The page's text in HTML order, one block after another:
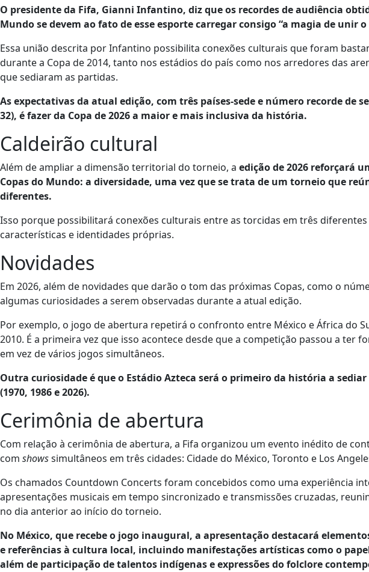
O presidente da Fifa, Gianni Infantino, diz que os recordes de audiência
Mundo se devem ao fato de esse esporte carregar consigo “a magia de unir
Essa união descrita por Infantino possibilita conexões culturais que foram
durante a Copa de 2014, tanto nos estádios do país como nos arredores das
que sediaram as partidas.
As expectativas da atual edição, com três países-sede e número recorde de
32), é fazer da Copa de 2026 a maior e mais inclusiva da história.
Caldeirão cultural
Além de ampliar a dimensão territorial do torneio, a edição de 2026 reforçará
Copas do Mundo: a diversidade, uma vez que se trata de um torneio que
diferentes.
Isso porque possibilitará conexões culturais entre as torcidas em três diferentes
características e identidades próprias.
Novidades
Em 2026, além de novidades que darão o tom das próximas Copas, como o
algumas curiosidades a serem observadas durante a atual edição.
Por exemplo, o jogo de abertura repetirá o confronto entre México e África do
2010. É a primeira vez que isso acontece desde que a competição passou a ter
em vez de vários jogos simultâneos.
Outra curiosidade é que o Estádio Azteca será o primeiro da história a
(1970, 1986 e 2026).
Cerimônia de abertura
Com relação à cerimônia de abertura, a Fifa organizou um evento inédito de
com showssimultâneos em três cidades: Cidade do México, Toronto e Los
Os chamados Countdown Concerts foram concebidos como uma experiência
apresentações musicais em tempo sincronizado e transmissões cruzadas,
no dia anterior ao início do torneio.
No México, que recebe o jogo inaugural, a apresentação destacará
e referências à cultura local, incluindo manifestações artísticas como o
além de participação de talentos indígenas e expressões do folclore